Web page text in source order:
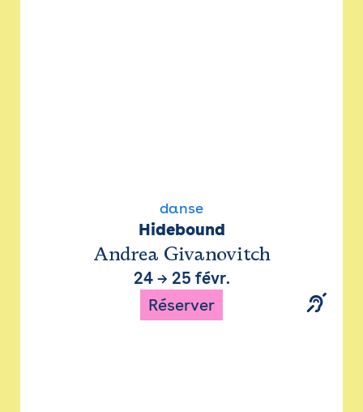
danse
Hidebound
Andrea Givanovitch
24→ 25 févr.
Réserver